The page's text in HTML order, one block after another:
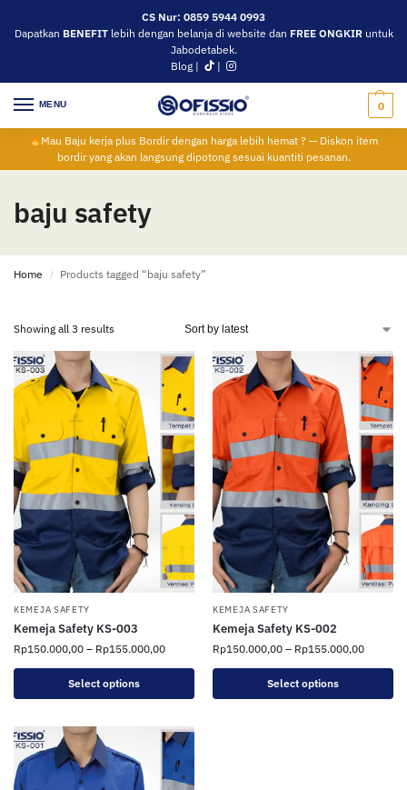
CS Nur: 0859 5944 0993
Dapatkan BENEFITlebih dengan belanja di website dan FREE ONGKIRuntuk
Jabodetabek.
Blog | |
MENU 0
Mau Baju kerja plus Bordir dengan harga lebih hemat ? — Diskon item
bordir yang akan langsung dipotong sesuai kuantiti pesanan.
baju safety
Home / Products tagged “baju safety”
Showing all 3 results
KEMEJA SAFETY
Kemeja Safety KS-003
Rp150.000,00 – Rp155.000,00
Select options
KEMEJA SAFETY
Kemeja Safety KS-002
Rp150.000,00 – Rp155.000,00
Select options